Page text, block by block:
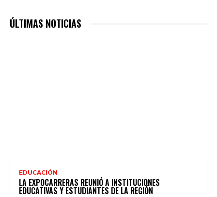
ÚLTIMAS NOTICIAS
EDUCACIÓN
LA EXPOCARRERAS REUNIÓ A INSTITUCIONES
EDUCATIVAS Y ESTUDIANTES DE LA REGIÓN